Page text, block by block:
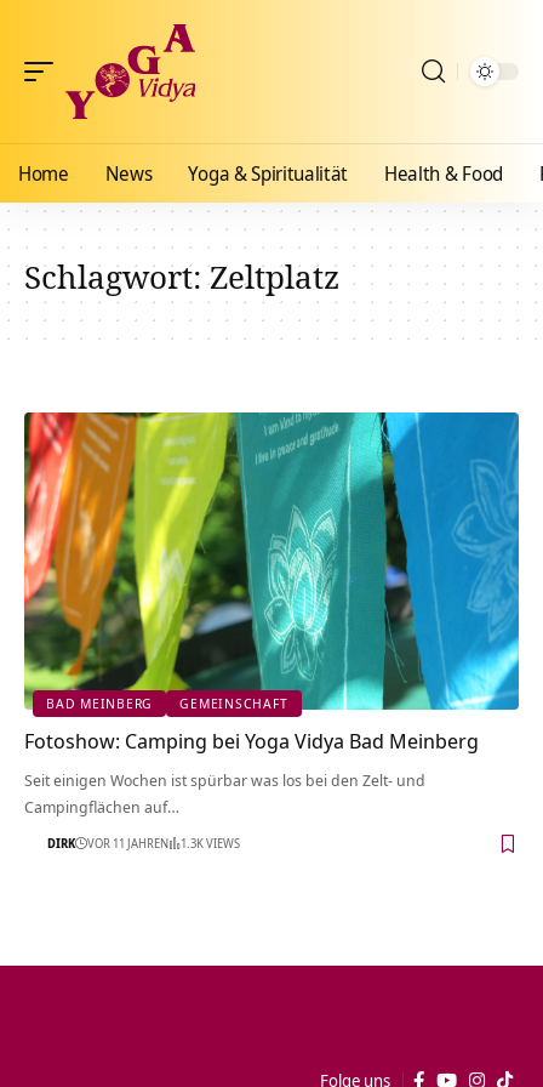
Home News Yoga & Spiritualität Health & Food
Schlagwort:Zeltplatz
BAD MEINBERG GEMEINSCHAFT
Fotoshow: Camping bei Yoga Vidya Bad Meinberg
Seit einigen Wochen ist spürbar was los bei den Zelt- und
Campingflächen auf…
DIRK VOR 11 JAHREN 1.3K VIEWS
Folge uns